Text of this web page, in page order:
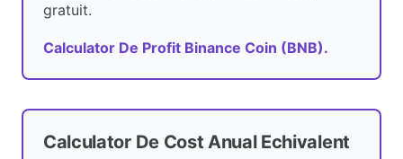
gratuit.
Calculator De Profit Binance Coin (BNB).
Calculator De Cost Anual Echivalent